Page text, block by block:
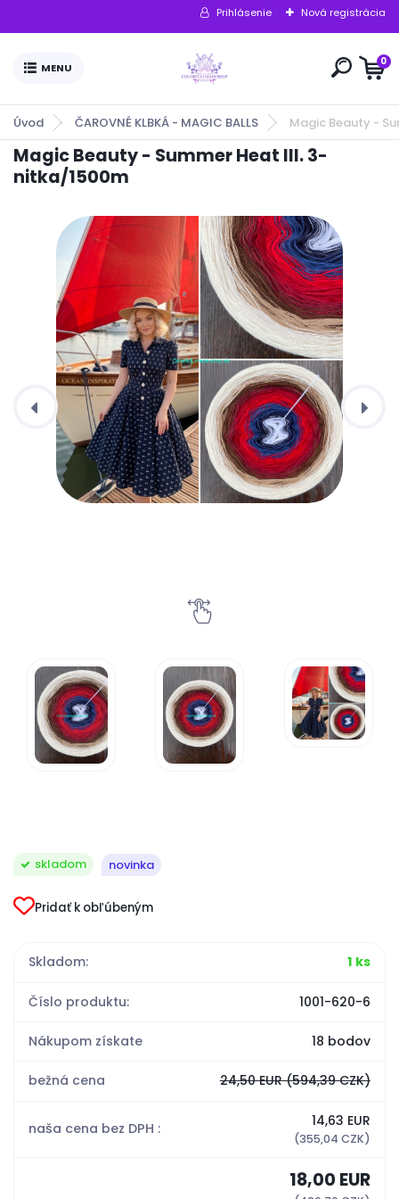
Prihlásenie Nová registrácia
0
Úvod ČAROVNÉ KLBKÁ - MAGIC BALLS Magic Beauty -
Magic Beauty - Summer Heat III. 3-
nitka/1500m
skladom novinka
Pridať k obľúbeným
Skladom: 1 ks
Číslo produktu: 1001-620-6
Nákupom získate 18 bodov
bežná cena 24,50 EUR(594,39 CZK)
naša cena bez DPH : 14,63 EUR
(355,04 CZK)
18,00 EUR